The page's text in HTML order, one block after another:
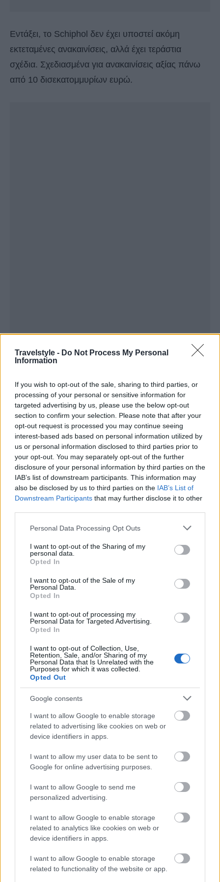
Travelstyle - Do Not Process My Personal
Information
If you wish to opt-out of the sale, sharing to third parties, or
processing of your personal or sensitive information for
targeted advertising by us, please use the below opt-out
section to confirm your selection. Please note that after your
opt-out request is processed you may continue seeing
interest-based ads based on personal information utilized by
us or personal information disclosed to third parties prior to
your opt-out. You may separately opt-out of the further
disclosure of your personal information by third parties on the
IAB’s list of downstream participants. This information may
also be disclosed by us to third parties on the IAB’s List of
Downstream Participants that may further disclose it to other
Please note that this website/app uses one or more Google
not limited to your visit or usage behaviour. You may click to
grant or deny consent to Google and its third-party tags to
use your data for below specified purposes in below Google
consent section.
Personal Data Processing Opt Outs
I want to opt-out of the Sharing of my
personal data.
Opted In
I want to opt-out of the Sale of my
Personal Data.
Opted In
I want to opt-out of processing my
Personal Data for Targeted Advertising.
Opted In
I want to opt-out of Collection, Use,
Retention, Sale, and/or Sharing of my
Personal Data that Is Unrelated with the
Purposes for which it was collected.
Opted Out
Google consents
I want to allow Google to enable storage
related to advertising like cookies on web or
device identifiers in apps.
I want to allow my user data to be sent to
Google for online advertising purposes.
I want to allow Google to send me
personalized advertising.
I want to allow Google to enable storage
related to analytics like cookies on web or
device identifiers in apps.
I want to allow Google to enable storage
related to functionality of the website or app.
Εντάξει, το Schiphol δεν έχει υποστεί ακόμη
εκτεταμένες ανακαινίσεις, αλλά έχει τεράστια
σχέδια. Σχεδιασμένα για ανακαινίσεις αξίας πάνω
από 10 δισεκατομμυρίων ευρώ.
Το αεροδρόμιο, το οποίο είναι το τρίτο μεγαλύτερο
στην Ευρώπη, ανακοίνωσε το γενικό του σχέδιο
την περασμένη εβδομάδα. Περιλαμβάνει
βελτιωμένες δημόσιες συγκοινωνίες από και προς
και καλύτερους δρόμους για τη γύρω περιοχή. Η
μεγαλύτερη αλλαγή, ωστόσο, είναι η προσθήκη
ενός εντελώς νέου τερματικού σταθμού.
Ο Νότιος Αεροσταθμός θα μειώσει την
κυκλοφοριακή συμφόρηση για τα σχεδόν 66
εκατομμύρια άτομα που χρησιμοποιούν το
για την προσγείωση μεγαλύτερων αεροπλάνων. Θα